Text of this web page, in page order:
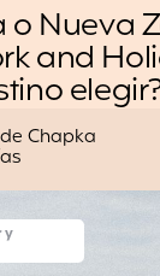
o Nueva
and
Chapka
y